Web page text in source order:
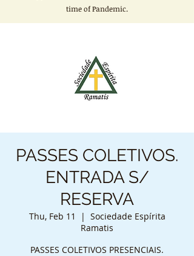
time of Pandemic.
PASSES COLETIVOS.
ENTRADA S/
RESERVA
Thu, Feb 11
  |
Sociedade Espírita
Ramatis
PASSES COLETIVOS PRESENCIAIS.